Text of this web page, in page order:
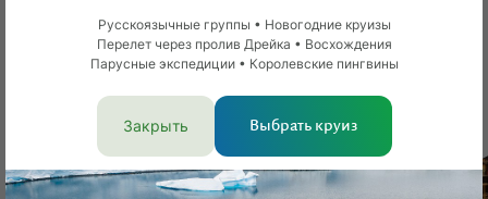
Русскоязычные группы • Новогодние круизы
Перелет через пролив Дрейка • Восхождения
Парусные экспедиции • Королевские пингвины
Закрыть Выбрать круиз